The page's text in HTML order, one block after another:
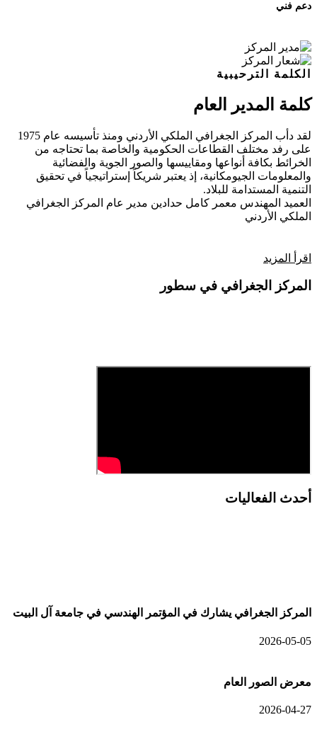
دعم فني
الكلمة الترحيبية
كلمة المدير العام
لقد دأب المركز الجغرافي الملكي الأردني ومنذ تأسيسه عام 1975
على رفد مختلف القطاعات الحكومية والخاصة بما تحتاجه من
الخرائط بكافة أنواعها ومقاييسها والصور الجوية والفضائية
والمعلومات الجيومكانية، إذ يعتبر شريكاً إستراتيجياً في تحقيق
التنمية المستدامة للبلاد.
العميد المهندس معمر كامل حدادين مدير عام المركز الجغرافي
الملكي الأردني
اقرأ المزيد
المركز الجغرافي في سطور
أحدث الفعاليات
المركز الجغرافي يشارك في المؤتمر الهندسي في جامعة آل البيت
2026-05-05
معرض الصور العام
2026-04-27